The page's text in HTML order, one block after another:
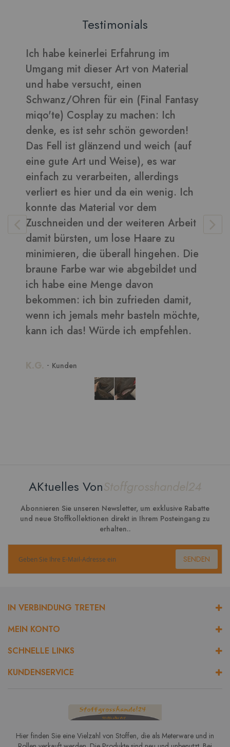
Testimonials
Ich habe keinerlei Erfahrung im
Umgang mit dieser Art von Material
und habe versucht, einen
Schwanz/Ohren für ein (Final Fantasy
miqo'te) Cosplay zu machen: Ich
denke, es ist sehr schön geworden!
Das Fell ist glänzend und weich (auf
eine gute Art und Weise), es war
einfach zu verarbeiten, allerdings
verliert es hier und da ein wenig. Ich
konnte das Material vor dem
Zuschneiden und der weiteren Arbeit
damit bürsten, um lose Haare zu
minimieren, die überall hingehen. Die
braune Farbe war wie abgebildet und
ich habe eine Menge davon
bekommen: ich bin zufrieden damit,
wenn ich jemals mehr basteln möchte,
kann ich das! Würde ich empfehlen.
K.G. - Kunden
AKtuelles VonStoffgrosshandel24
Abonnieren Sie unseren Newsletter, um exklusive Rabatte
und neue Stoffkollektionen direkt in Ihrem Posteingang zu
erhalten..
SENDEN
IN VERBINDUNG TRETEN
MEIN KONTO
SCHNELLE LINKS
KUNDENSERVICE
Hier finden Sie eine Vielzahl von Stoffen, die als Meterware und in